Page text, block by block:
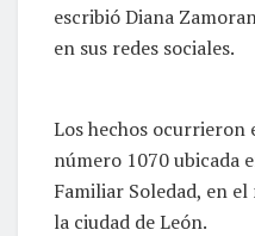
escribió Diana
en sus redes sociales.
Los hechos ocurrieron
número 1070 ubicada
Familiar Soledad, en el
la ciudad de León.